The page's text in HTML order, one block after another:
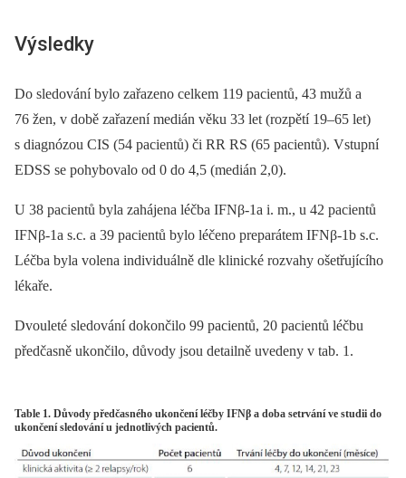
Výsledky
Do sledování bylo zařazeno celkem 119 pacientů, 43 mužů a
76 žen, v době zařazení medián věku 33 let (rozpětí 19–65 let)
s diagnózou CIS (54 pacientů) či RR RS (65 pacientů). Vstupní
EDSS se pohybovalo od 0 do 4,5 (medián 2,0).
U 38 pacientů byla zahájena léčba IFNβ-1a i. m., u 42 pacientů
IFNβ-1a s.c. a 39 pacientů bylo léčeno preparátem IFNβ-1b s.c.
Léčba byla volena individuálně dle klinické rozvahy ošetřujícího
lékaře.
Dvouleté sledování dokončilo 99 pacientů, 20 pacientů léčbu
předčasně ukončilo, důvody jsou detailně uvedeny v tab. 1.
Table 1. Důvody předčasného ukončení léčby IFNβ a doba setrvání ve studii do
ukončení sledování u jednotlivých pacientů.